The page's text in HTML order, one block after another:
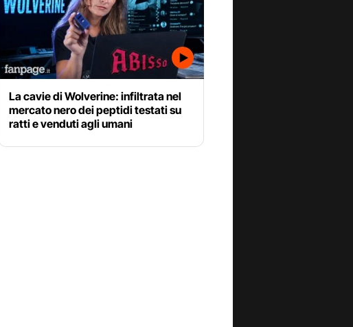
La cavie di Wolverine: infiltrata nel
mercato nero dei peptidi testati su
ratti e venduti agli umani